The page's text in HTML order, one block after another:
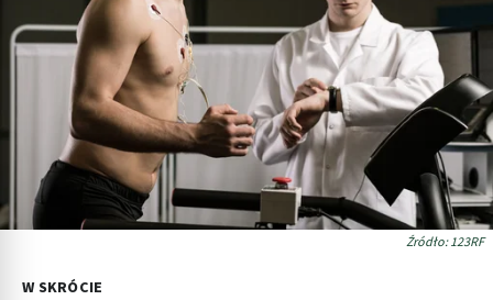
Źródło: 123RF
W SKRÓCIE